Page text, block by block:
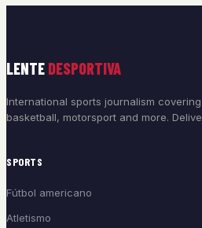
LENTE DESPORTIVA
International sports journalism
basketball, motorsport and more.
SPORTS
Fútbol americano
Atletismo